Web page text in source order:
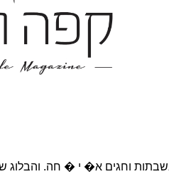
וחגים א� י � חה. והבלוג